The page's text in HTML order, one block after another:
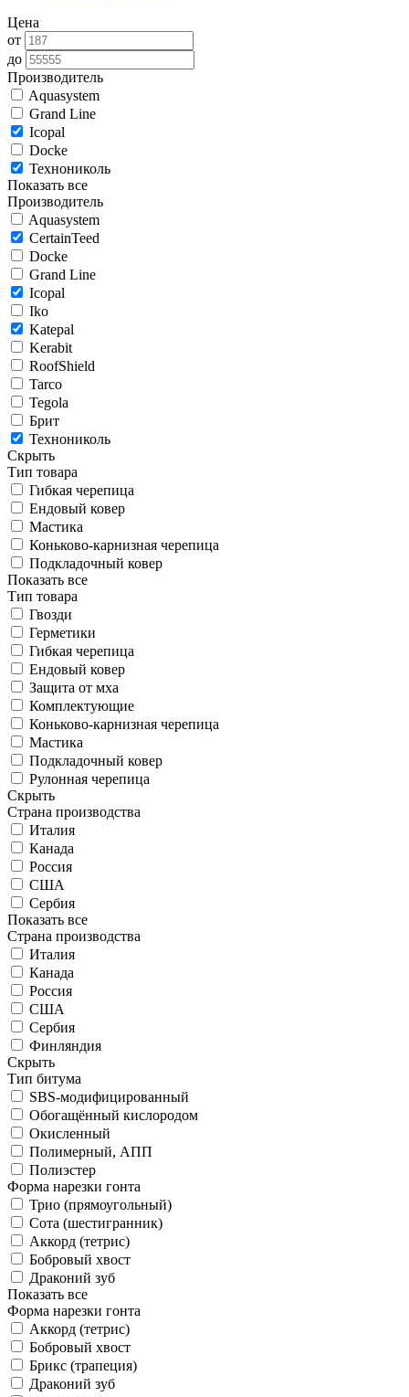
Цена
от
до
Производитель
Aquasystem
Grand Line
Icopal
Docke
Технониколь
Показать все
Производитель
Aquasystem
CertainTeed
Docke
Grand Line
Icopal
Iko
Katepal
Kerabit
RoofShield
Tarco
Tegola
Брит
Технониколь
Скрыть
Тип товара
Гибкая черепица
Ендовый ковер
Мастика
Коньково-карнизная черепица
Подкладочный ковер
Показать все
Тип товара
Гвозди
Герметики
Гибкая черепица
Ендовый ковер
Защита от мха
Комплектующие
Коньково-карнизная черепица
Мастика
Подкладочный ковер
Рулонная черепица
Скрыть
Страна производства
Италия
Канада
Россия
США
Сербия
Показать все
Страна производства
Италия
Канада
Россия
США
Сербия
Финляндия
Скрыть
Тип битума
SBS-модифицированный
Обогащённый кислородом
Окисленный
Полимерный, АПП
Полиэстер
Форма нарезки гонта
Трио (прямоугольный)
Сота (шестигранник)
Аккорд (тетрис)
Бобровый хвост
Драконий зуб
Показать все
Форма нарезки гонта
Аккорд (тетрис)
Бобровый хвост
Брикс (трапеция)
Драконий зуб